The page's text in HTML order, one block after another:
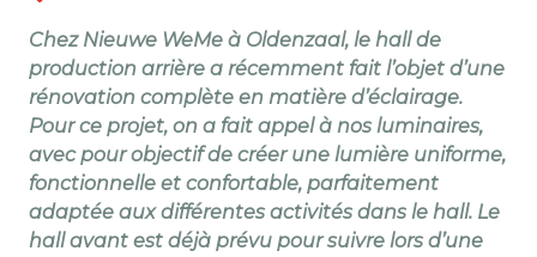
Chez Nieuwe WeMe à Oldenzaal, le hall de
production arrière a récemment fait l’objet d’une
rénovation complète en matière d’éclairage.
Pour ce projet, on a fait appel à nos luminaires,
avec pour objectif de créer une lumière uniforme,
fonctionnelle et confortable, parfaitement
adaptée aux différentes activités dans le hall. Le
hall avant est déjà prévu pour suivre lors d’une